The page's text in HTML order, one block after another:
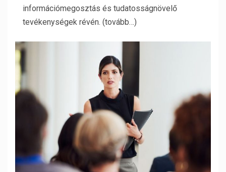
információmegosztás és tudatosságnövelő
tevékenységek révén. (tovább…)